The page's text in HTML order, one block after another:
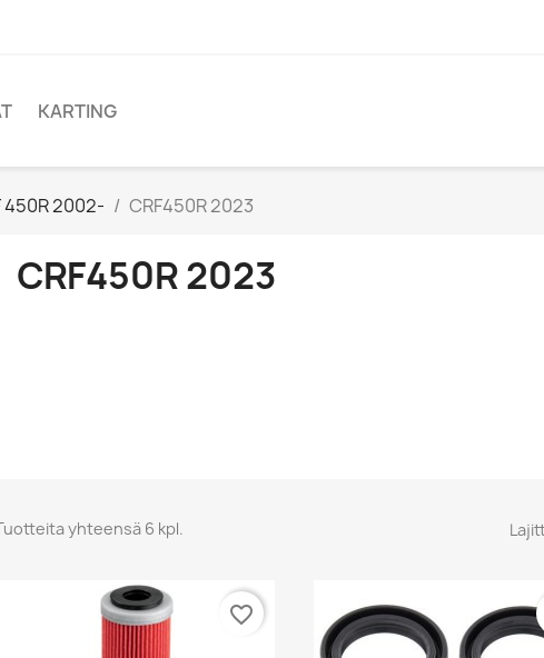
KARTING
450R 2002- CRF450R 2023
CRF450R 2023
yhteensä 6 kpl.
favorite_border